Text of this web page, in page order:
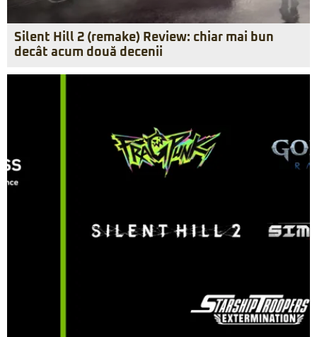
Silent Hill 2 (remake) Review: chiar mai bun
decât acum două decenii